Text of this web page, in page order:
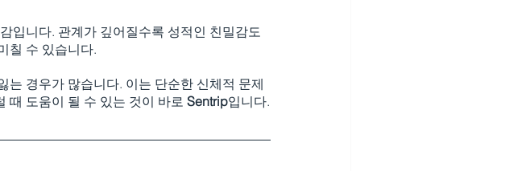
입니다. 관계가 깊어질수록 성적인 친밀감도
칠 수 있습니다.
는 경우가 많습니다. 이는 단순한 신체적 문제
때 도움이 될 수 있는 것이 바로 Sentrip입니다.